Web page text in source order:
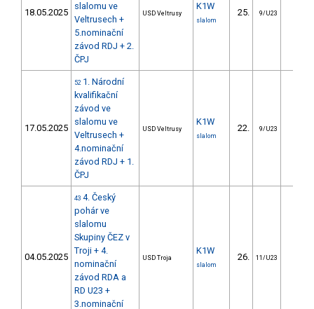
18.05.2025
slalomu ve
Veltrusech +
5.nominační
závod RDJ + 2.
ČPJ
USD Veltrusy
K1W
slalom
25. 9/U23
17.05.2025
52 1. Národní
kvalifikační
závod ve
slalomu ve
Veltrusech +
4.nominační
závod RDJ + 1.
ČPJ
USD Veltrusy
K1W
slalom
22. 9/U23
04.05.2025
43 4. Český
pohár ve
slalomu
Skupiny ČEZ v
Troji + 4.
nominační
závod RDA a
RD U23 +
3.nominační
USD Troja
K1W
slalom
26. 11/U23